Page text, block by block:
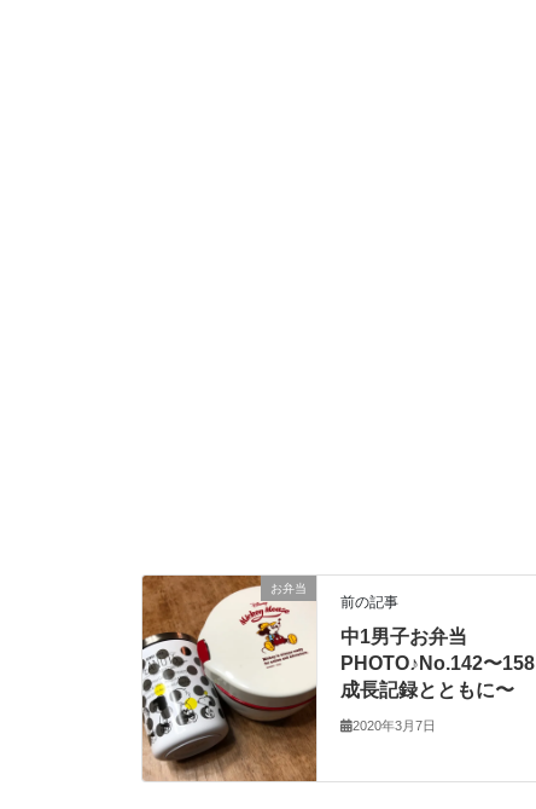
お弁当
前の記事
中1男子お弁当
PHOTO♪No.142〜158
成長記録とともに〜
2020年3月7日